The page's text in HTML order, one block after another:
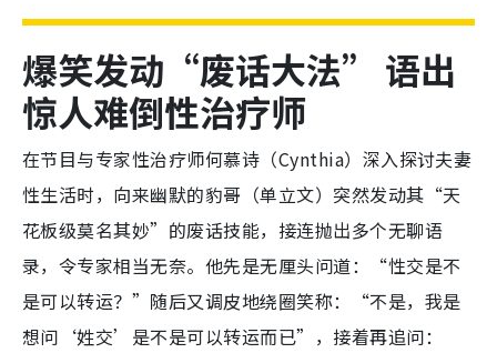
爆笑发动“废话大法” 语出
惊人难倒性治疗师
在节目与专家性治疗师何慕诗（Cynthia）深入探讨夫妻
性生活时，向来幽默的豹哥（单立文）突然发动其“天
花板级莫名其妙”的废话技能，接连抛出多个无聊语
录，令专家相当无奈。他先是无厘头问道：“性交是不
是可以转运？”随后又调皮地绕圈笑称：“不是，我是
想问‘姓交’是不是可以转运而已”，接着再追问：